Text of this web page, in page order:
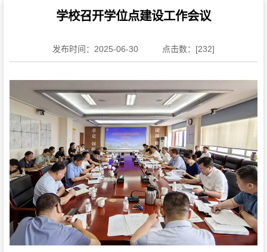
学校召开学位点建设工作会议
发布时间：2025-06-30 点击数：[232]